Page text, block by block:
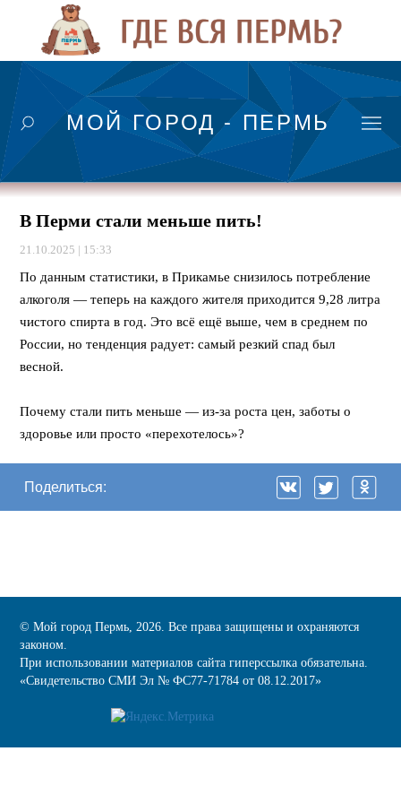
МОЙ ГОРОД - ПЕРМЬ
В Перми стали меньше пить!
21.10.2025 | 15:33
По данным статистики, в Прикамье снизилось потребление
алкоголя — теперь на каждого жителя приходится 9,28 литра
чистого спирта в год. Это всё ещё выше, чем в среднем по
России, но тенденция радует: самый резкий спад был
весной.
Почему стали пить меньше — из-за роста цен, заботы о
здоровье или просто «перехотелось»?
Поделиться:
© Мой город Пермь, 2026. Все права защищены и охраняются
законом.
При использовании материалов сайта гиперссылка обязательна.
«Cвидетельство СМИ Эл № ФС77-71784 от 08.12.2017»